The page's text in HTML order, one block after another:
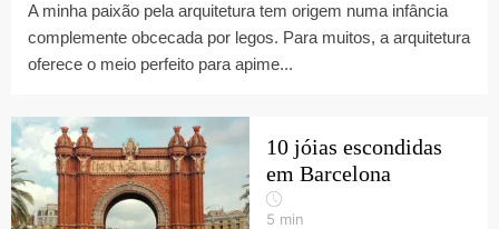
A minha paixão pela arquitetura tem origem numa infância
complemente obcecada por legos. Para muitos, a arquitetura
oferece o meio perfeito para apime...
10 jóias escondidas
em Barcelona
5 min